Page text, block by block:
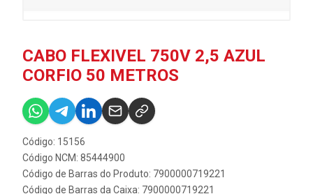
CABO FLEXIVEL 750V 2,5 AZUL
CORFIO 50 METROS
Código: 15156
Código NCM: 85444900
Código de Barras do Produto: 7900000719221
Código de Barras da Caixa: 7900000719221